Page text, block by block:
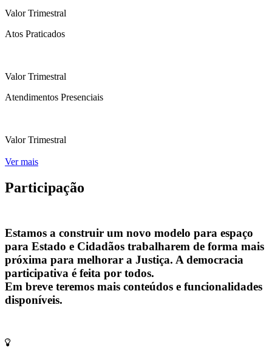
Valor Trimestral
Atos Praticados
Valor Trimestral
Atendimentos Presenciais
Valor Trimestral
Ver mais
Participação
Estamos a construir um novo modelo para espaço
para Estado e Cidadãos trabalharem de forma mais
próxima para melhorar a Justiça. A democracia
participativa é feita por todos.
Em breve teremos mais conteúdos e funcionalidades
disponíveis.